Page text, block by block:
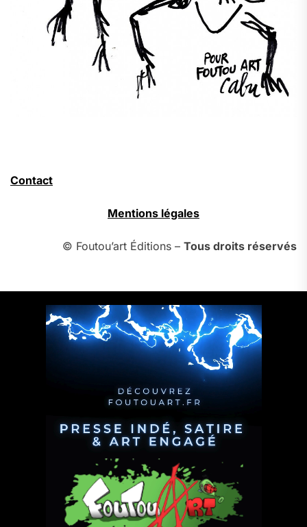
Contact
Mentions légales
© Foutou’art Éditions – Tous droits réservés